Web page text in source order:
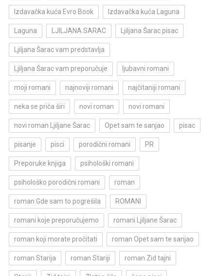
Izdavačka kuća Evro Book Izdavačka kuća Laguna
Laguna LJILJANA SARAC Ljiljana Šarac pisac
Ljiljana Šarac vam predstavlja
Ljiljana Šarac vam preporučuje ljubavni romani
moji romani najnoviji romani najčitaniji romani
neka se priča širi novi roman novi romani
novi roman Ljiljane Šarac Opet sam te sanjao pisac
pisanje pisci porodični romani PR
Preporuke knjiga psihološki romani
psihološko porodični romani roman
roman Gde sam to pogrešila ROMANI
romani koje preporučujemo romani Ljiljane Šarac
roman koji morate pročitati roman Opet sam te sanjao
roman Starija roman Stariji roman Zid tajni